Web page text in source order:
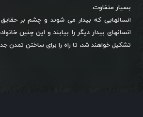
بسیار متفاوت.
انسانهایی که بیدار می شوند و چشم بر حقایق
انسانهای بیدار دیگر را بیابند و این چنین
تشکیل خواهند شد، تا راه را برای ساختن تمدن